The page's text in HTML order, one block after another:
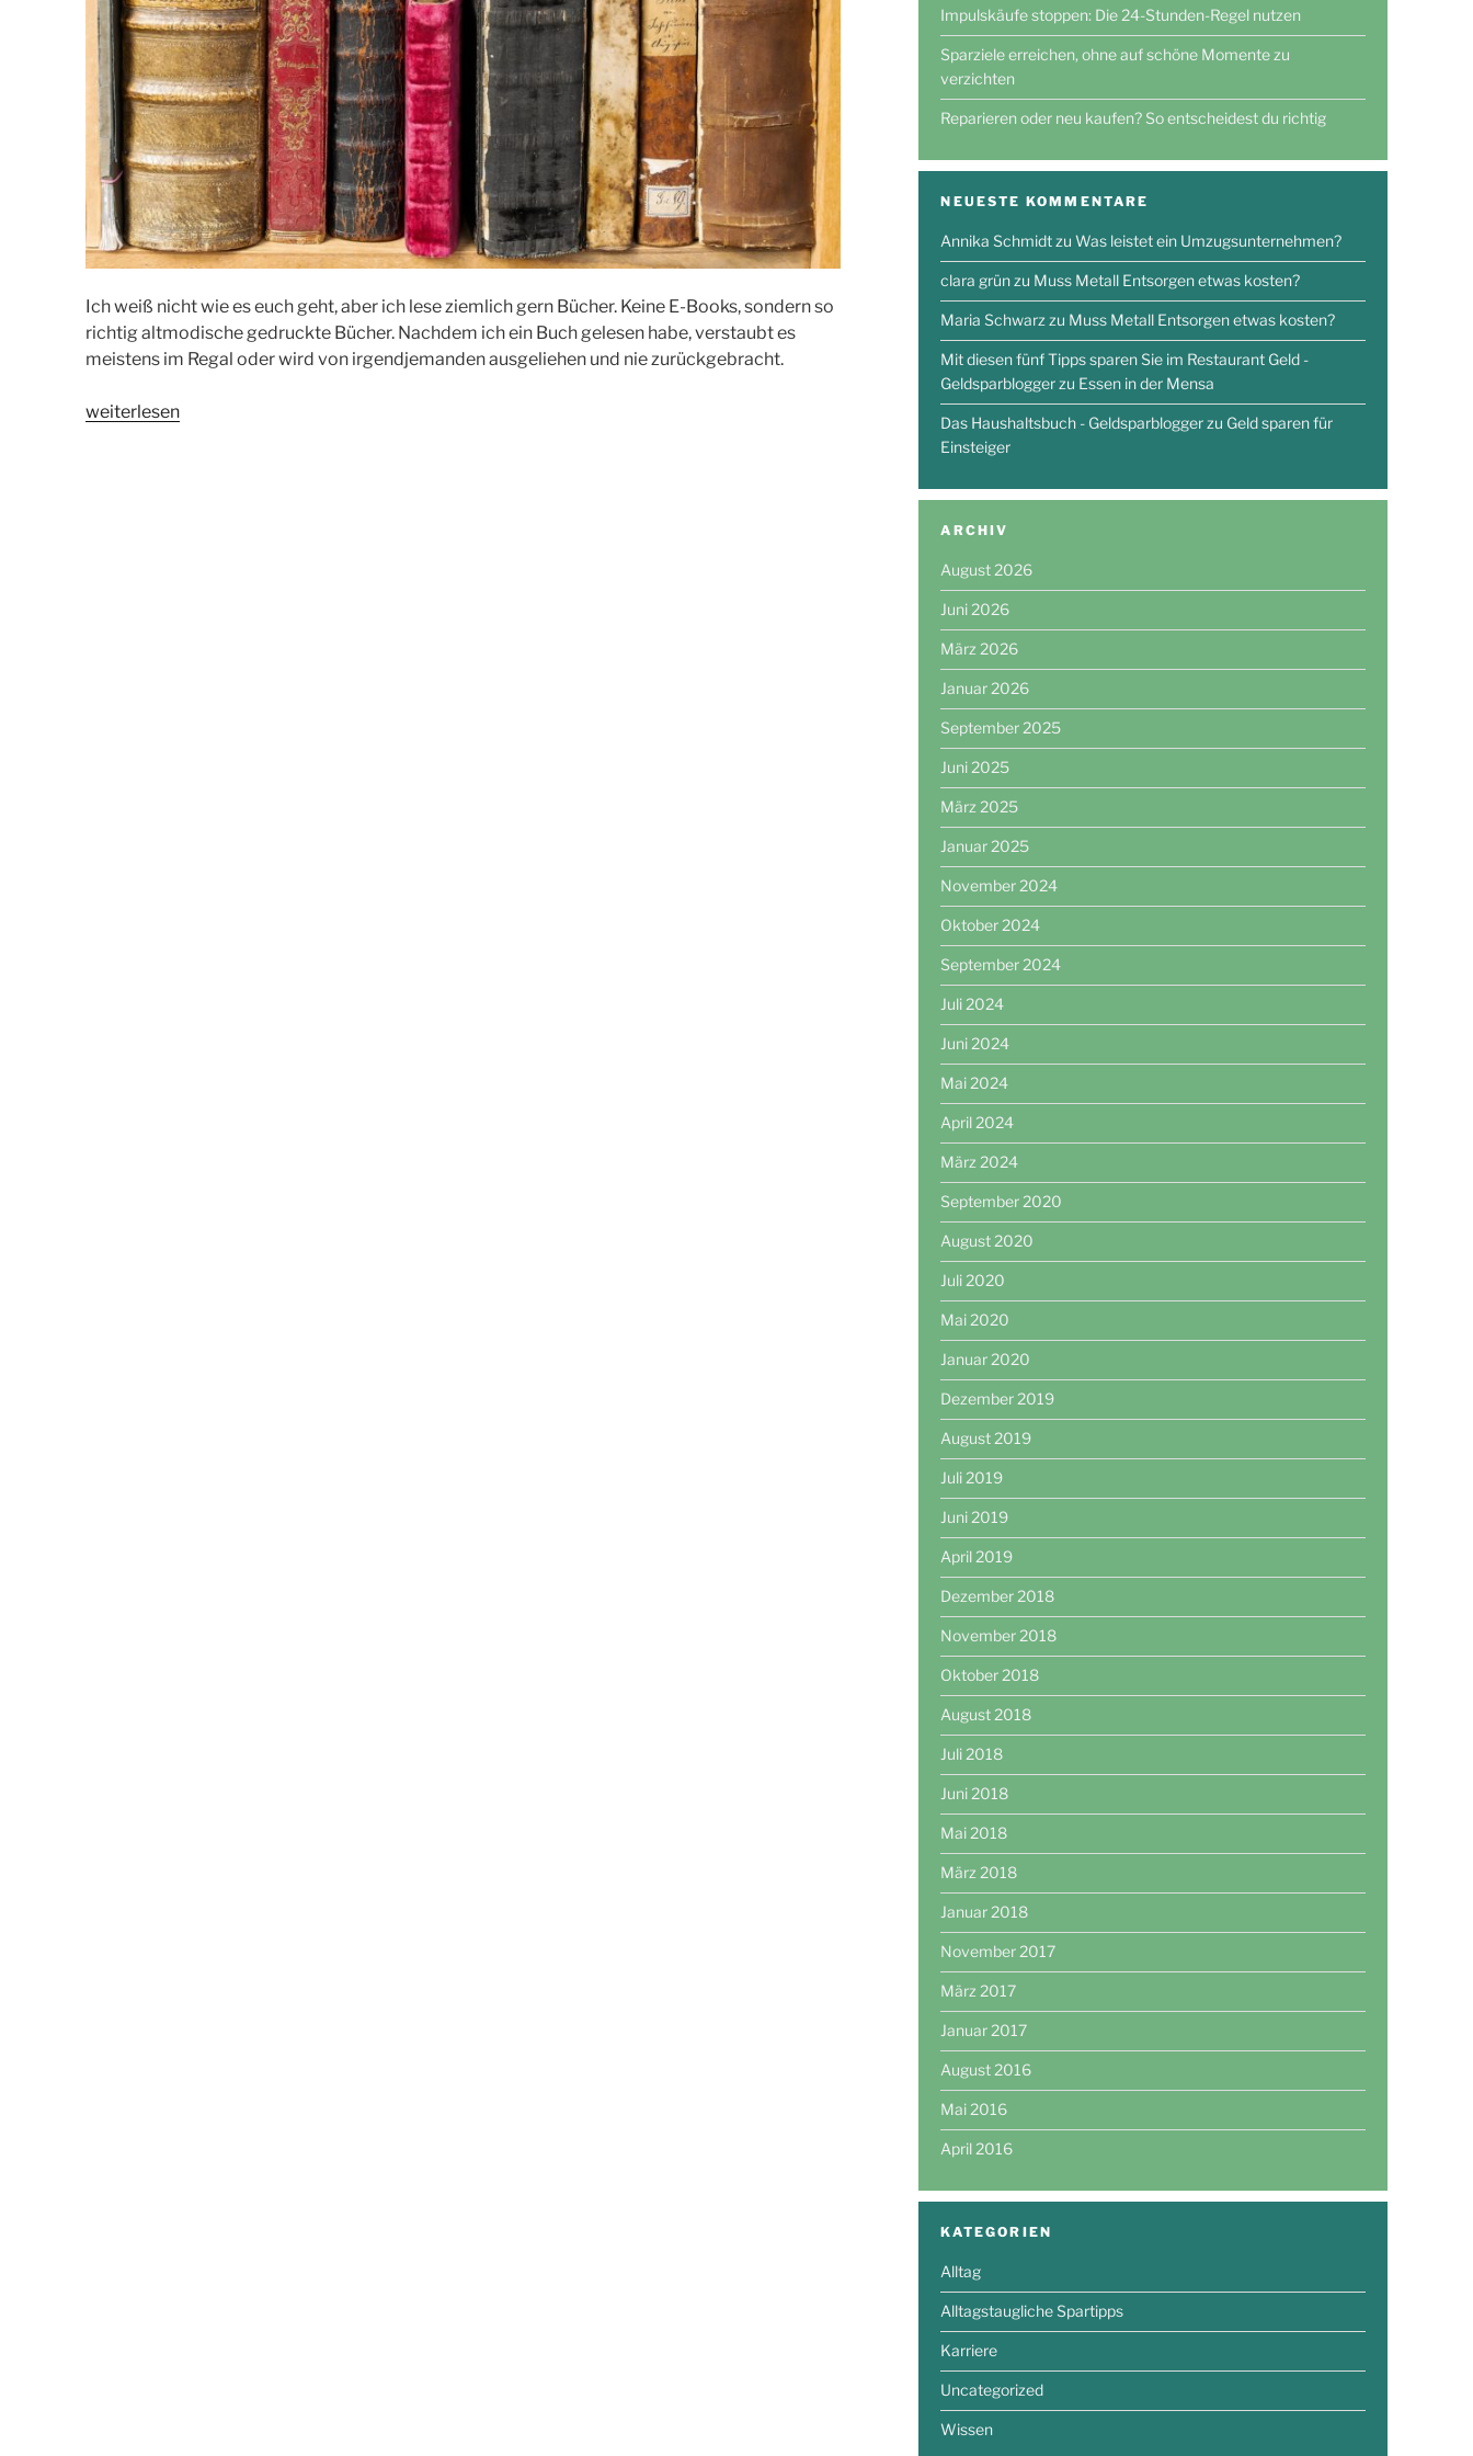
Ich weiß nicht wie es euch geht, aber ich lese ziemlich gern Bücher. Keine E-Books, sondern so
richtig altmodische gedruckte Bücher. Nachdem ich ein Buch gelesen habe, verstaubt es
meistens im Regal oder wird von irgendjemanden ausgeliehen und nie zurückgebracht.
„Ausgelesene
weiterlesen
Impulskäufe stoppen: Die 24-Stunden-Regel nutzen
Sparziele erreichen, ohne auf schöne Momente zu
verzichten
Reparieren oder neu kaufen? So entscheidest du richtig
NEUESTE KOMMENTARE
Annika Schmidt zuWas leistet ein Umzugsunternehmen?
clara grün zu Muss Metall Entsorgen etwas kosten?
Maria Schwarz zu Muss Metall Entsorgen etwas kosten?
Mit diesen fünf Tipps sparen Sie im Restaurant Geld -
Geldsparblogger zu Essen in der Mensa
Das Haushaltsbuch - Geldsparblogger zu Geld sparen für
Einsteiger
ARCHIV
August 2026
Juni 2026
März 2026
Januar 2026
September 2025
Juni 2025
März 2025
Januar 2025
November 2024
Oktober 2024
September 2024
Juli 2024
Juni 2024
Mai 2024
April 2024
März 2024
September 2020
August 2020
Juli 2020
Mai 2020
Januar 2020
Dezember 2019
August 2019
Juli 2019
Juni 2019
April 2019
Dezember 2018
November 2018
Oktober 2018
August 2018
Juli 2018
Juni 2018
Mai 2018
März 2018
Januar 2018
November 2017
März 2017
Januar 2017
August 2016
Mai 2016
April 2016
KATEGORIEN
Alltag
Alltagstaugliche Spartipps
Karriere
Uncategorized
Wissen